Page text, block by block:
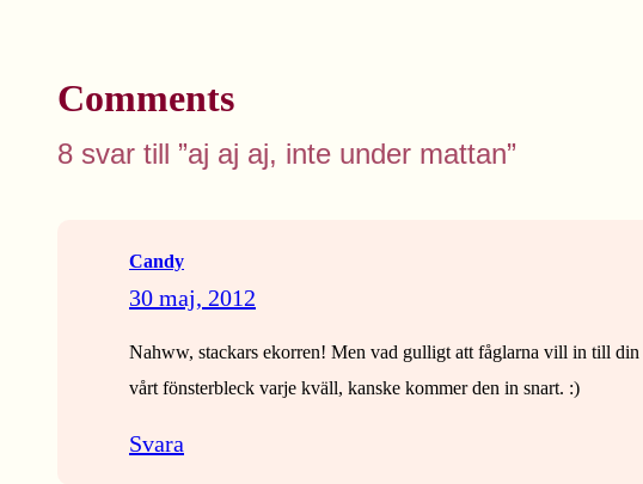
Comments
8 svar till ”aj aj aj, inte under mattan”
Candy
30 maj, 2012
Nahww, stackars ekorren! Men vad gulligt att fåglarna vill in till
vårt fönsterbleck varje kväll, kanske kommer den in snart. :)
Svara